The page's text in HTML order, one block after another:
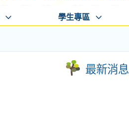
學生專區
最新消息